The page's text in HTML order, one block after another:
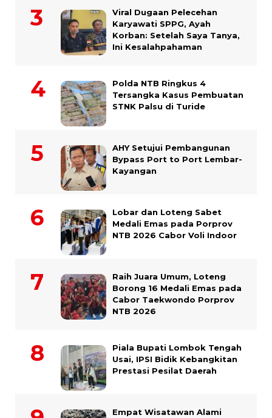
Viral Dugaan Pelecehan
Karyawati SPPG, Ayah
Korban: Setelah Saya Tanya,
Ini Kesalahpahaman
Polda NTB Ringkus 4
Tersangka Kasus Pembuatan
STNK Palsu di Turide
AHY Setujui Pembangunan
Bypass Port to Port Lembar-
Kayangan
Lobar dan Loteng Sabet
Medali Emas pada Porprov
NTB 2026 Cabor Voli Indoor
Raih Juara Umum, Loteng
Borong 16 Medali Emas pada
Cabor Taekwondo Porprov
NTB 2026
Piala Bupati Lombok Tengah
Usai, IPSI Bidik Kebangkitan
Prestasi Pesilat Daerah
Empat Wisatawan Alami